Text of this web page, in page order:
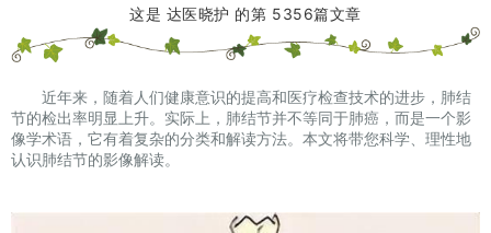
这是 达医晓护 的第 5356篇文章
近年来，随着人们健康意识的提高和医疗检查技术的进步，肺结
节的检出率明显上升。实际上，肺结节并不等同于肺癌，而是一个影
像学术语，它有着复杂的分类和解读方法。本文将带您科学、理性地
认识肺结节的影像解读。